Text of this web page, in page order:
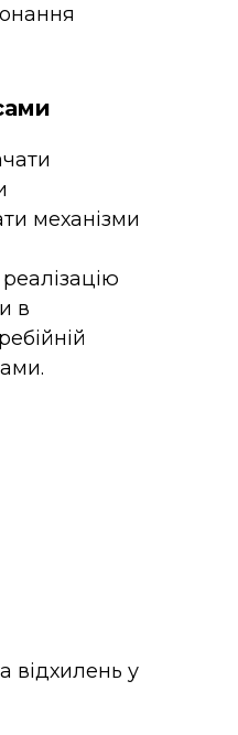
механізми
в
відхилень у